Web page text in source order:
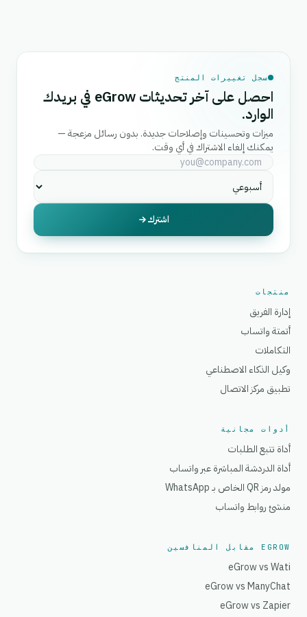
سجل تغييرات المنتج
احصل على آخر تحديثات eGrow في بريدك
الوارد.
ميزات وتحسينات وإصلاحات جديدة. بدون رسائل مزعجة —
يمكنك إلغاء الاشتراك في أي وقت.
اشترك
منتجات
إدارة الفريق
أتمتة واتساب
التكاملات
وكيل الذكاء الاصطناعي
تطبيق مركز الاتصال
أدوات مجانية
أداة تتبع الطلبات
أداة الدردشة المباشرة عبر واتساب
مولد رمز QR الخاص بـ WhatsApp
منشئ روابط واتساب
EGROW مقابل المنافسين
eGrow vs Wati
eGrow vs ManyChat
eGrow vs Zapier